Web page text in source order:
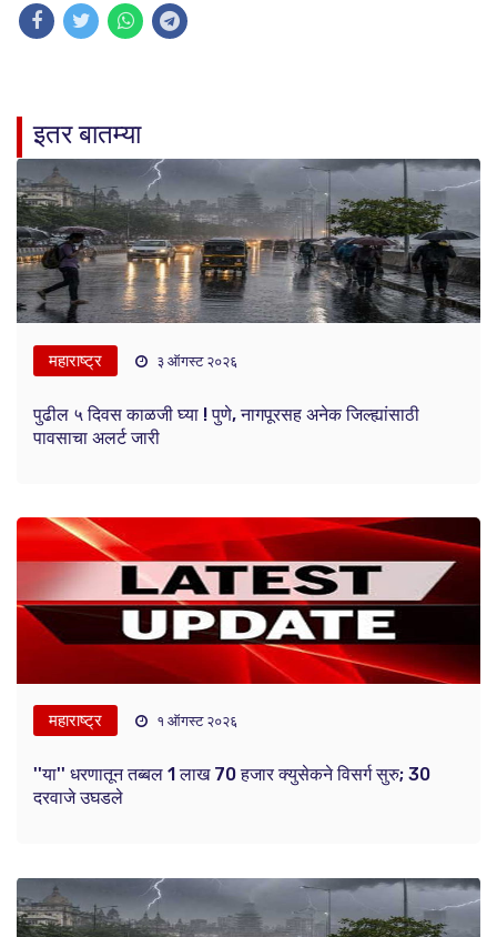
इतर बातम्या
महाराष्ट्र ३ ऑगस्ट २०२६
पुढील ५ दिवस काळजी घ्या ! पुणे, नागपूरसह अनेक जिल्ह्यांसाठी
पावसाचा अलर्ट जारी
महाराष्ट्र १ ऑगस्ट २०२६
''या'' धरणातून तब्बल 1 लाख 70 हजार क्युसेकने विसर्ग सुरु; 30
दरवाजे उघडले